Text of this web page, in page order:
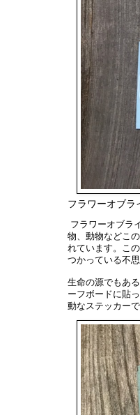
フラワーオブラ
フラワーオブラ
物、動物などこ
れています。こ
つかっている不
生命の源でもあ
ーフボードに貼
動なステッカー